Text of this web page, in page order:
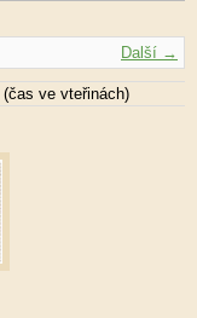
Další →
(čas ve vteřinách)